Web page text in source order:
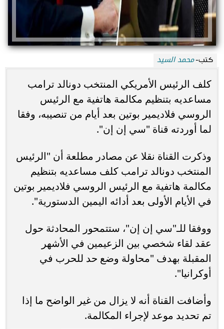
كتب-محمد السيد
كلف الرئيس الأمريكي المنتخب دونالد ترامب
مساعديه بتنظيم مكالمة هاتفية مع الرئيس
الروسي فلاديمير بوتين بعد أيام من تنصيبه، وفقا
لما أوردته قناة "سي إن إن".
وذكرت القناة نقلا عن مصادر مطلعة أن "الرئيس
المنتخب دونالد ترامب كلف مساعديه بتنظيم
مكالمة هاتفية مع الرئيس الروسي فلاديمير بوتين
في الأيام الأولى بعد أدائه اليمين الدستورية".
ووفقا للـ"سي إن إن"، ستتمحور المحادثة حول
عقد لقاء شخصي بين الزعيمين في الأشهر
المقبلة بهدف "محاولة وضع حد للحرب في
أوكرانيا".
وأضافت القناة أنه لا يزال من غير الواضح ما إذا
تم تحديد موعد لإجراء المكالمة.